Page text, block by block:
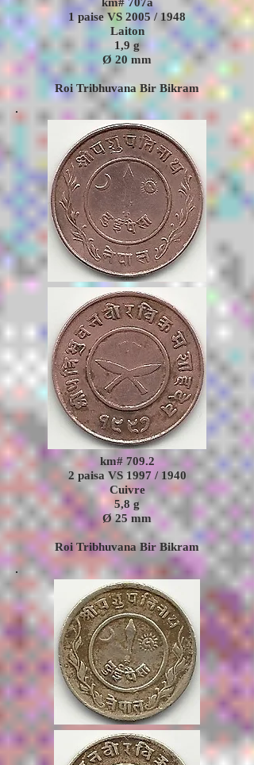
1 paise VS 2005 / 1948
Laiton
1,9 g
Ø 20 mm
Roi Tribhuvana Bir Bikram
km# 709.2
2 paisa VS 1997 / 1940
Cuivre
5,8 g
Ø 25 mm
Roi Tribhuvana Bir Bikram